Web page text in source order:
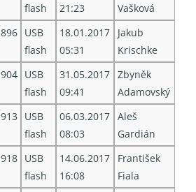
flash
21:23
Vašková
896 USB
flash
18.01.2017
05:31
Jakub
Krischke
904 USB
flash
31.05.2017
09:41
Zbyněk
Adamovský
913
USB
flash
06.03.2017
08:03
Aleš
Gardián
918 USB
flash
14.06.2017
16:08
František
Fiala